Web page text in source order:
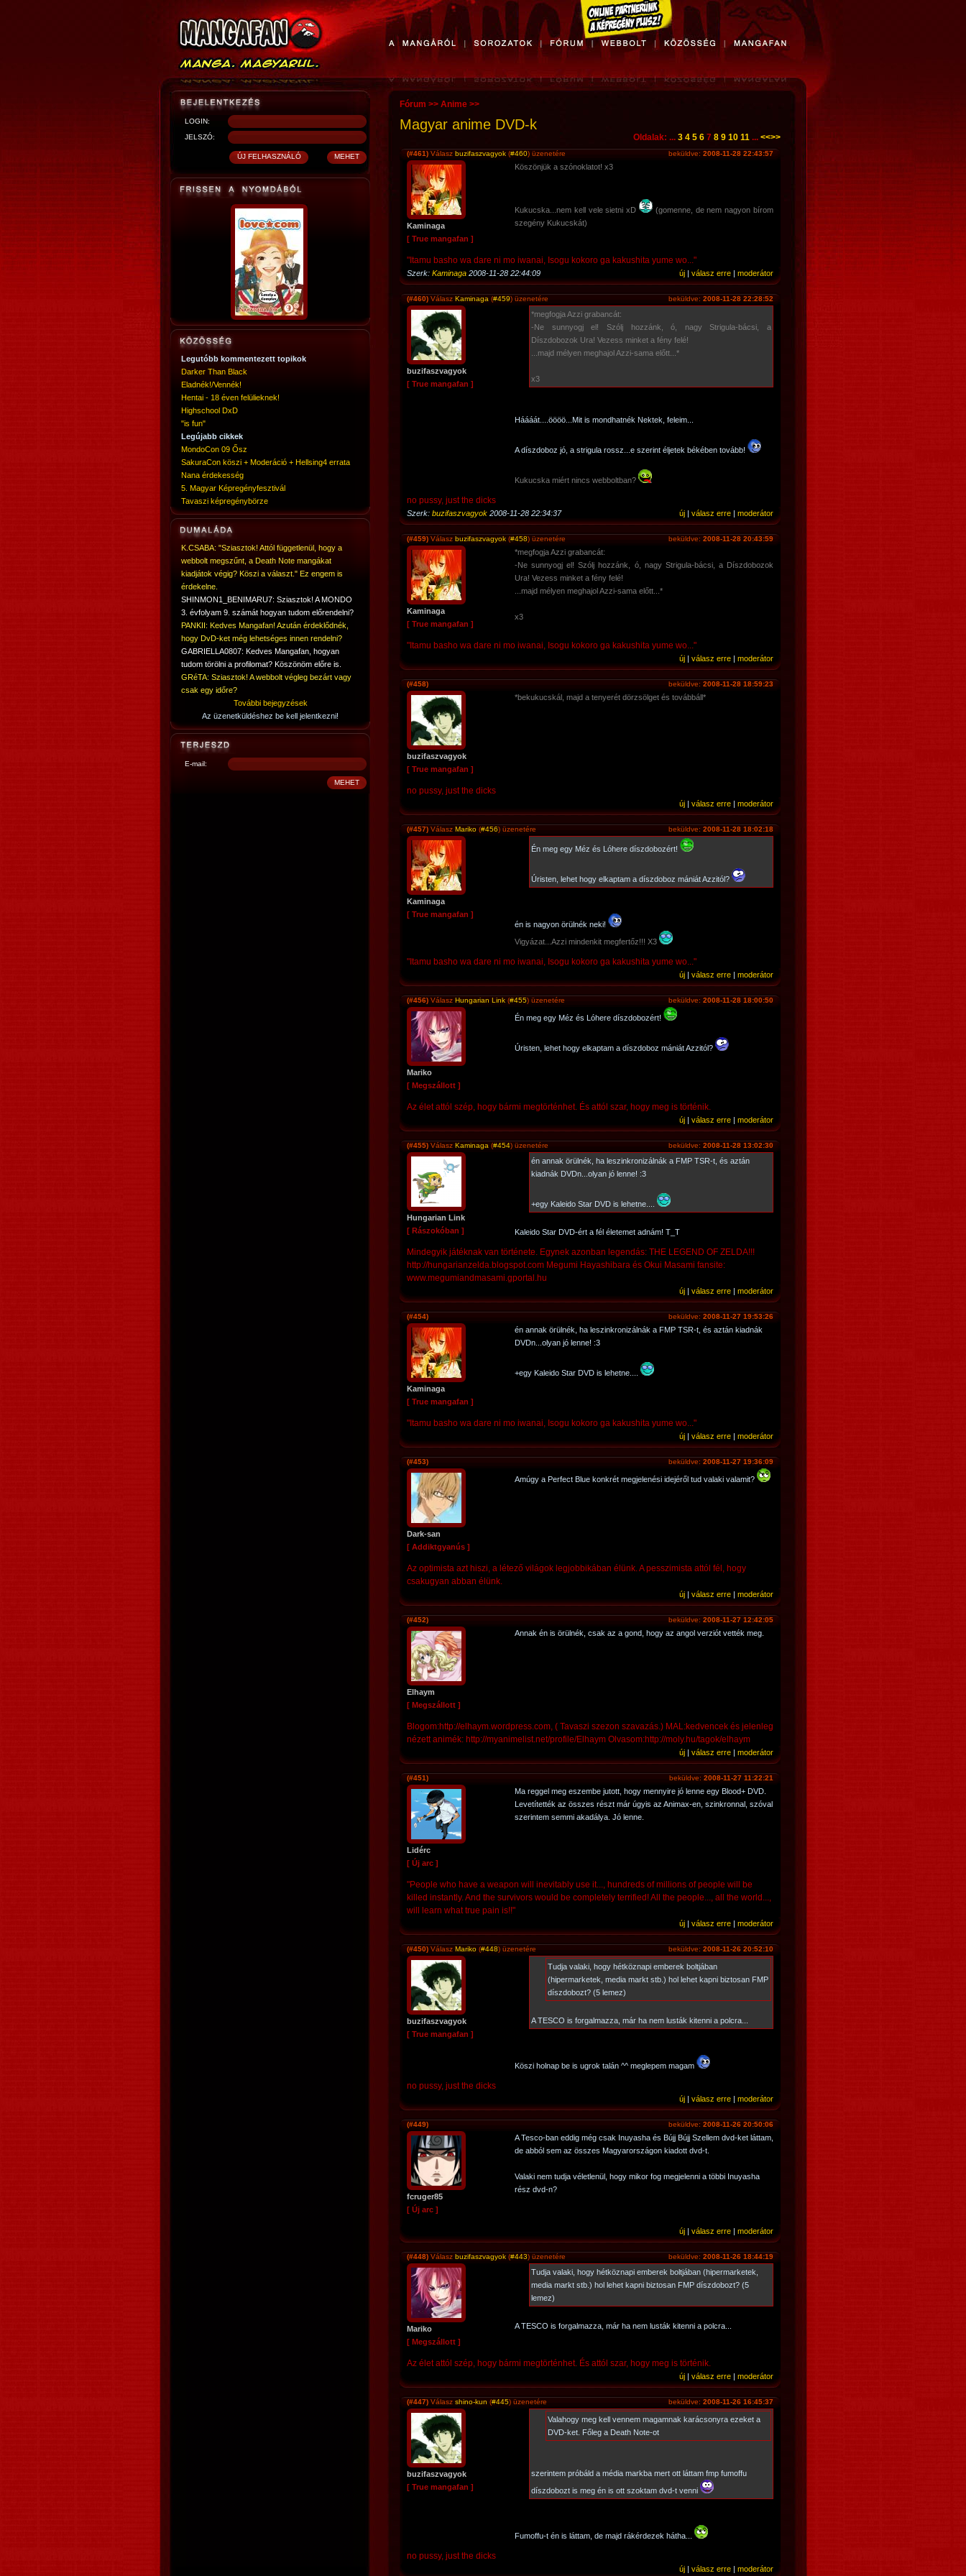
LOGIN:
JELSZÓ:
Legutóbb kommentezett topikok
Darker Than Black
Eladnék!/Vennék!
Hentai - 18 éven felülieknek!
Highschool DxD
"is fun"
Legújabb cikkek
MondoCon 09 Ősz
SakuraCon köszi + Moderáció + Hellsing4 errata
Nana érdekesség
5. Magyar Képregényfesztivál
Tavaszi képregénybörze
K.CSABA: "Sziasztok! Attól függetlenül, hogy a
webbolt megszűnt, a Death Note mangákat
kiadjátok végig? Köszi a választ." Ez engem is
érdekelne.
SHINMON1_BENIMARU7: Sziasztok! A MONDO
3. évfolyam 9. számát hogyan tudom előrendelni?
PANKII: Kedves Mangafan! Azután érdeklődnék,
hogy DvD-ket még lehetséges innen rendelni?
GABRIELLA0807: Kedves Mangafan, hogyan
tudom törölni a profilomat? Köszönöm előre is.
GRéTA: Sziasztok! A webbolt végleg bezárt vagy
csak egy időre?
További bejegyzések
Az üzenetküldéshez be kell jelentkezni!
E-mail:
Fórum >> Anime >>
Magyar anime DVD-k
Oldalak: ... 3 4 5 6 7 8 9 10 11 ... <<>>
beküldve: 2008-11-28 22:43:57
(#461) Válasz buzifaszvagyok (#460) üzenetére
Kaminaga
[ True mangafan ]
Köszönjük a szónoklatot! x3
Kukucska...nem kell vele sietni xD
(gomenne, de nem nagyon bírom
szegény Kukucskát)
"Itamu basho wa dare ni mo iwanai, Isogu kokoro ga kakushita yume wo..."
új | válasz erre | moderátor
Szerk: Kaminaga 2008-11-28 22:44:09
beküldve: 2008-11-28 22:28:52
(#460) Válasz Kaminaga (#459) üzenetére
buzifaszvagyok
[ True mangafan ]
*megfogja Azzi grabancát:
-Ne sunnyogj el! Szólj hozzánk, ó, nagy Strigula-bácsi, a
Díszdobozok Ura! Vezess minket a fény felé!
...majd mélyen meghajol Azzi-sama előtt...*
x3
Háááát....öööö...Mit is mondhatnék Nektek, feleim...
A díszdoboz jó, a strigula rossz...e szerint éljetek békében tovább!
Kukucska miért nincs webboltban?
no pussy, just the dicks
új | válasz erre | moderátor
Szerk: buzifaszvagyok 2008-11-28 22:34:37
beküldve: 2008-11-28 20:43:59
(#459) Válasz buzifaszvagyok (#458) üzenetére
Kaminaga
[ True mangafan ]
*megfogja Azzi grabancát:
-Ne sunnyogj el! Szólj hozzánk, ó, nagy Strigula-bácsi, a Díszdobozok
Ura! Vezess minket a fény felé!
...majd mélyen meghajol Azzi-sama előtt...*
x3
"Itamu basho wa dare ni mo iwanai, Isogu kokoro ga kakushita yume wo..."
új | válasz erre | moderátor
beküldve: 2008-11-28 18:59:23
(#458)
buzifaszvagyok
[ True mangafan ]
*bekukucskál, majd a tenyerét dörzsölget és továbbáll*
no pussy, just the dicks
új | válasz erre | moderátor
beküldve: 2008-11-28 18:02:18
(#457) Válasz Mariko (#456) üzenetére
Kaminaga
[ True mangafan ]
Én meg egy Méz és Lóhere díszdobozért!
Úristen, lehet hogy elkaptam a díszdoboz mániát Azzitól?
én is nagyon örülnék neki!
Vigyázat...Azzi mindenkit megfertőz!!! X3
"Itamu basho wa dare ni mo iwanai, Isogu kokoro ga kakushita yume wo..."
új | válasz erre | moderátor
beküldve: 2008-11-28 18:00:50
(#456) Válasz Hungarian Link (#455) üzenetére
Mariko
[ Megszállott ]
Én meg egy Méz és Lóhere díszdobozért!
Úristen, lehet hogy elkaptam a díszdoboz mániát Azzitól?
Az élet attól szép, hogy bármi megtörténhet. És attól szar, hogy meg is történik.
új | válasz erre | moderátor
beküldve: 2008-11-28 13:02:30
(#455) Válasz Kaminaga (#454) üzenetére
Hungarian Link
[ Rászokóban ]
én annak örülnék, ha leszinkronizálnák a FMP TSR-t, és aztán
kiadnák DVDn...olyan jó lenne! :3
+egy Kaleido Star DVD is lehetne....
Kaleido Star DVD-ért a fél életemet adnám! T_T
Mindegyik játéknak van története. Egynek azonban legendás: THE LEGEND OF ZELDA!!!
http://hungarianzelda.blogspot.com Megumi Hayashibara és Okui Masami fansite:
www.megumiandmasami.gportal.hu
új | válasz erre | moderátor
beküldve: 2008-11-27 19:53:26
(#454)
Kaminaga
[ True mangafan ]
én annak örülnék, ha leszinkronizálnák a FMP TSR-t, és aztán kiadnák
DVDn...olyan jó lenne! :3
+egy Kaleido Star DVD is lehetne....
"Itamu basho wa dare ni mo iwanai, Isogu kokoro ga kakushita yume wo..."
új | válasz erre | moderátor
beküldve: 2008-11-27 19:36:09
(#453)
Dark-san
[ Addiktgyanús ]
Amúgy a Perfect Blue konkrét megjelenési idejéről tud valaki valamit?
Az optimista azt hiszi, a létező világok legjobbikában élünk. A pesszimista attól fél, hogy
csakugyan abban élünk.
új | válasz erre | moderátor
beküldve: 2008-11-27 12:42:05
(#452)
Elhaym
[ Megszállott ]
Annak én is örülnék, csak az a gond, hogy az angol verziót vették meg.
Blogom:http://elhaym.wordpress.com, ( Tavaszi szezon szavazás.) MAL:kedvencek és jelenleg
nézett animék: http://myanimelist.net/profile/Elhaym Olvasom:http://moly.hu/tagok/elhaym
új | válasz erre | moderátor
beküldve: 2008-11-27 11:22:21
(#451)
Lidérc
[ Új arc ]
Ma reggel meg eszembe jutott, hogy mennyire jó lenne egy Blood+ DVD.
Levetítették az összes részt már úgyis az Animax-en, szinkronnal, szóval
szerintem semmi akadálya. Jó lenne.
"People who have a weapon will inevitably use it..., hundreds of millions of people will be
killed instantly. And the survivors would be completely terrified! All the people..., all the world...,
will learn what true pain is!!"
új | válasz erre | moderátor
beküldve: 2008-11-26 20:52:10
(#450) Válasz Mariko (#448) üzenetére
buzifaszvagyok
[ True mangafan ]
Tudja valaki, hogy hétköznapi emberek boltjában
(hipermarketek, media markt stb.) hol lehet kapni biztosan FMP
díszdobozt? (5 lemez)
A TESCO is forgalmazza, már ha nem lusták kitenni a polcra...
Köszi holnap be is ugrok talán ^^ meglepem magam
no pussy, just the dicks
új | válasz erre | moderátor
beküldve: 2008-11-26 20:50:06
(#449)
fcruger85
[ Új arc ]
A Tesco-ban eddig még csak Inuyasha és Bújj Bújj Szellem dvd-ket láttam,
de abból sem az összes Magyarországon kiadott dvd-t.
Valaki nem tudja véletlenül, hogy mikor fog megjelenni a többi Inuyasha
rész dvd-n?
új | válasz erre | moderátor
beküldve: 2008-11-26 18:44:19
(#448) Válasz buzifaszvagyok (#443) üzenetére
Mariko
[ Megszállott ]
Tudja valaki, hogy hétköznapi emberek boltjában (hipermarketek,
media markt stb.) hol lehet kapni biztosan FMP díszdobozt? (5
lemez)
A TESCO is forgalmazza, már ha nem lusták kitenni a polcra...
Az élet attól szép, hogy bármi megtörténhet. És attól szar, hogy meg is történik.
új | válasz erre | moderátor
beküldve: 2008-11-26 16:45:37
(#447) Válasz shino-kun (#445) üzenetére
buzifaszvagyok
[ True mangafan ]
Valahogy meg kell vennem magamnak karácsonyra ezeket a
DVD-ket. Főleg a Death Note-ot
szerintem próbáld a média markba mert ott láttam fmp fumoffu
díszdobozt is meg én is ott szoktam dvd-t venni
Fumoffu-t én is láttam, de majd rákérdezek hátha...
no pussy, just the dicks
új | válasz erre | moderátor